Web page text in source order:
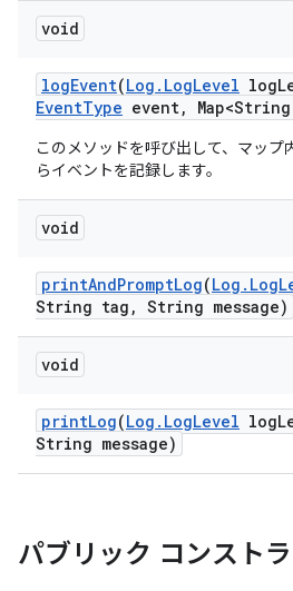
void
logEvent(Log . LogLevel log
EventType event, Map<String
このメソッドを呼び出して、マップ
らイベントを記録します。
void
printAndPromptLog(Log . Log
String tag , String message)
void
printLog(Log . LogLevel log
String message)
パブリック コンスト